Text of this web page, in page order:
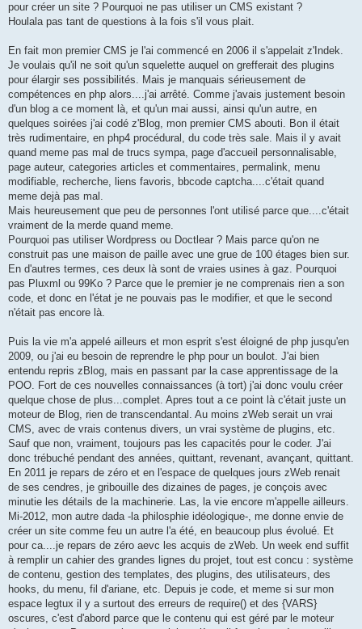
pour créer un site ? Pourquoi ne pas utiliser un CMS existant ?
Houlala pas tant de questions à la fois s'il vous plait.
En fait mon premier CMS je l'ai commencé en 2006 il s'appelait z'Indek.
Je voulais qu'il ne soit qu'un squelette auquel on grefferait des plugins
pour élargir ses possibilités. Mais je manquais sérieusement de
compétences en php alors....j'ai arrêté. Comme j'avais justement besoin
d'un blog a ce moment là, et qu'un mai aussi, ainsi qu'un autre, en
quelques soirées j'ai codé z'Blog, mon premier CMS abouti. Bon il était
très rudimentaire, en php4 procédural, du code très sale. Mais il y avait
quand meme pas mal de trucs sympa, page d'accueil personnalisable,
page auteur, categories articles et commentaires, permalink, menu
modifiable, recherche, liens favoris, bbcode captcha....c'était quand
meme dejà pas mal.
Mais heureusement que peu de personnes l'ont utilisé parce que....c'était
vraiment de la merde quand meme.
Pourquoi pas utiliser Wordpress ou Doctlear ? Mais parce qu'on ne
construit pas une maison de paille avec une grue de 100 étages bien sur.
En d'autres termes, ces deux là sont de vraies usines à gaz. Pourquoi
pas Pluxml ou 99Ko ? Parce que le premier je ne comprenais rien a son
code, et donc en l'état je ne pouvais pas le modifier, et que le second
n'était pas encore là.
Puis la vie m'a appelé ailleurs et mon esprit s'est éloigné de php jusqu'en
2009, ou j'ai eu besoin de reprendre le php pour un boulot. J'ai bien
entendu repris zBlog, mais en passant par la case apprentissage de la
POO. Fort de ces nouvelles connaissances (à tort) j'ai donc voulu créer
quelque chose de plus...complet. Apres tout a ce point là c'était juste un
moteur de Blog, rien de transcendantal. Au moins zWeb serait un vrai
CMS, avec de vrais contenus divers, un vrai système de plugins, etc.
Sauf que non, vraiment, toujours pas les capacités pour le coder. J'ai
donc trébuché pendant des années, quittant, revenant, avançant, quittant.
En 2011 je repars de zéro et en l'espace de quelques jours zWeb renait
de ses cendres, je gribouille des dizaines de pages, je conçois avec
minutie les détails de la machinerie. Las, la vie encore m'appelle ailleurs.
Mi-2012, mon autre dada -la philosphie idéologique-, me donne envie de
créer un site comme feu un autre l'a été, en beaucoup plus évolué. Et
pour ca....je repars de zéro aevc les acquis de zWeb. Un week end suffit
à remplir un cahier des grandes lignes du projet, tout est concu : système
de contenu, gestion des templates, des plugins, des utilisateurs, des
hooks, du menu, fil d'ariane, etc. Depuis je code, et meme si sur mon
espace legtux il y a surtout des erreurs de require() et des {VARS}
oscures, c'est d'abord parce que le contenu qui est géré par le moteur